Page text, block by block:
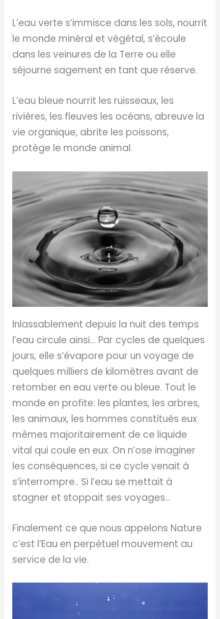
L’eau verte s’immisce dans les sols, nourrit
le monde minéral et végétal, s’écoule
dans les veinures de la Terre ou elle
séjourne sagement en tant que réserve.
L’eau bleue nourrit les ruisseaux, les
rivières, les fleuves les océans, abreuve la
vie organique, abrite les poissons,
protège le monde animal.
Inlassablement depuis la nuit des temps
l’eau circule ainsi… Par cycles de quelques
jours, elle s’évapore pour un voyage de
quelques milliers de kilomètres avant de
retomber en eau verte ou bleue. Tout le
monde en profite: les plantes, les arbres,
les animaux, les hommes constitués eux
mêmes majoritairement de ce liquide
vital qui coule en eux. On n’ose imaginer
les conséquences, si ce cycle venait à
s’interrompre.. Si l’eau se mettait à
stagner et stoppait ses voyages…
Finalement ce que nous appelons Nature
c’est l’Eau en perpétuel mouvement au
service de la vie.